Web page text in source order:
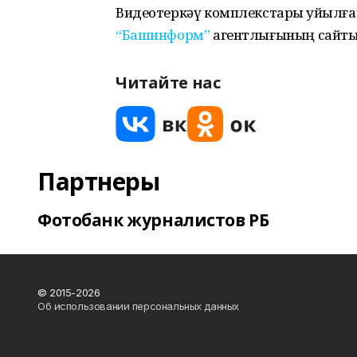
Видеотеркәү комплекстары
“Башинформ” агентлығының
Читайте нас
Партнеры
Фотобанк журналистов РБ
© 2015-2026
Об использовании персональных данных